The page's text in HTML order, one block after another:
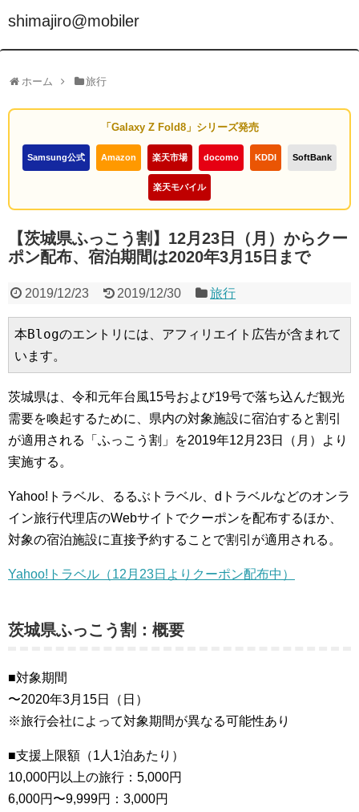
shimajiro@mobiler
ホーム 旅行
「Galaxy Z Fold8」シリーズ発売
Samsung公式 Amazon 楽天市場 docomo KDDI SoftBank
楽天モバイル
【茨城県ふっこう割】12月23日（月）からクー
ポン配布、宿泊期間は2020年3月15日まで
2019/12/23 2019/12/30 旅行
本Blogのエントリには、アフィリエイト広告が含まれて
います。
茨城県は、令和元年台風15号および19号で落ち込んだ観光
需要を喚起するために、県内の対象施設に宿泊すると割引
が適用される「ふっこう割」を2019年12月23日（月）より
実施する。
Yahoo!トラベル、るるぶトラベル、dトラベルなどのオンラ
イン旅行代理店のWebサイトでクーポンを配布するほか、
対象の宿泊施設に直接予約することで割引が適用される。
Yahoo!トラベル（12月23日よりクーポン配布中）
茨城県ふっこう割：概要
■対象期間
〜2020年3月15日（日）
※旅行会社によって対象期間が異なる可能性あり
■支援上限額（1人1泊あたり）
10,000円以上の旅行：5,000円
6,000円〜9,999円：3,000円